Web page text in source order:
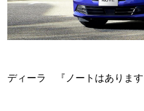
ディーラ 『ノートはあります